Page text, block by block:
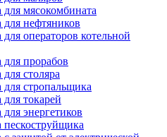
мясокомбината
нефтяников
операторов котельной
прорабов
столяра
стропальщика
токарей
энергетиков